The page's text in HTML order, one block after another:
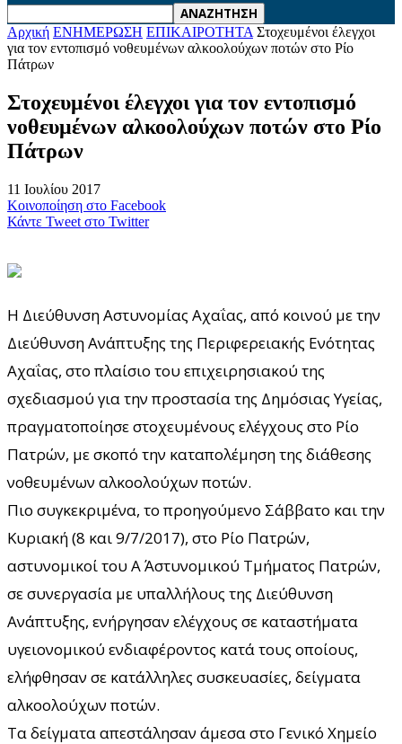
Αρχική ΕΝΗΜΕΡΩΣΗ ΕΠΙΚΑΙΡΟΤΗΤΑ Στοχευμένοι έλεγχοι
για τον εντοπισμό νοθευμένων αλκοολούχων ποτών στο Ρίο
Πάτρων
Στοχευμένοι έλεγχοι για τον εντοπισμό
νοθευμένων αλκοολούχων ποτών στο Ρίο
Πάτρων
11 Ιουλίου 2017
Κοινοποίηση στο Facebook
Κάντε Tweet στο Twitter
Η Διεύθυνση Αστυνομίας Αχαΐας, από κοινού με την
Διεύθυνση Ανάπτυξης της Περιφερειακής Ενότητας
Αχαΐας, στο πλαίσιο του επιχειρησιακού της
σχεδιασμού για την προστασία της Δημόσιας Υγείας,
πραγματοποίησε στοχευμένους ελέγχους στο Ρίο
Πατρών, με σκοπό την καταπολέμηση της διάθεσης
νοθευμένων αλκοολούχων ποτών.
Πιο συγκεκριμένα, το προηγούμενο Σάββατο και την
Κυριακή (8 και 9/7/2017), στο Ρίο Πατρών,
αστυνομικοί του Α΄ Αστυνομικού Τμήματος Πατρών,
σε συνεργασία με υπαλλήλους της Διεύθυνση
Ανάπτυξης, ενήργησαν ελέγχους σε καταστήματα
υγειονομικού ενδιαφέροντος κατά τους οποίους,
ελήφθησαν σε κατάλληλες συσκευασίες, δείγματα
αλκοολούχων ποτών.
Τα δείγματα απεστάλησαν άμεσα στο Γενικό Χημείο